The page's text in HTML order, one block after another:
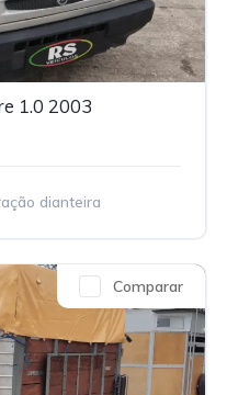
1.0 2003
dianteira
Comparar